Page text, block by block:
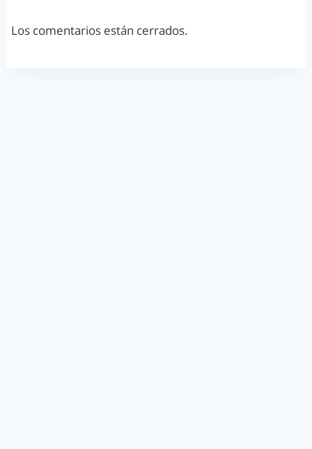
Los comentarios están cerrados.